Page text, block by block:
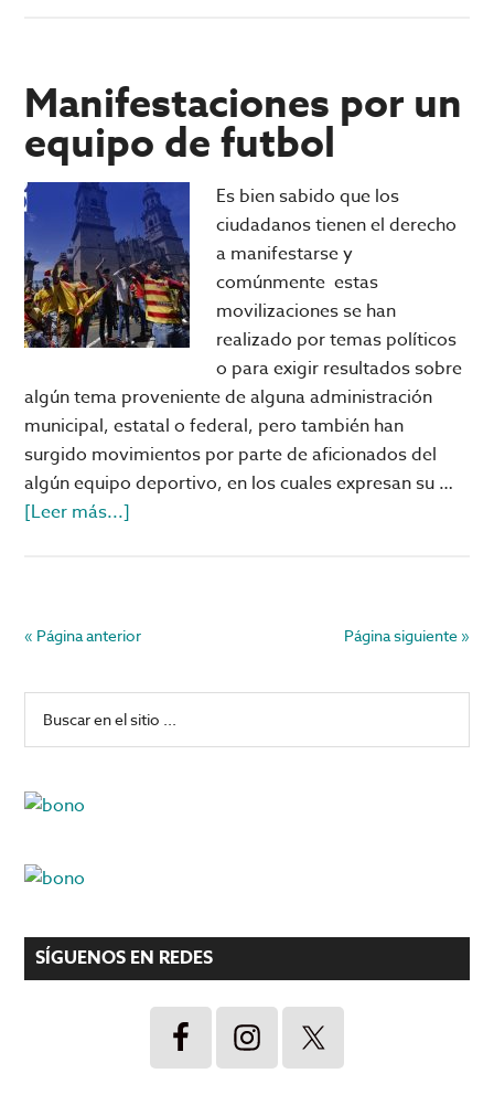
México
y
ciudades
rumbo
al
2026
Manifestaciones por un
equipo de futbol
Es bien sabido que los
ciudadanos tienen el derecho
a manifestarse y
comúnmente estas
movilizaciones se han
realizado por temas políticos
o para exigir resultados sobre
algún tema proveniente de alguna administración
municipal, estatal o federal, pero también han
surgido movimientos por parte de aficionados del
algún equipo deportivo, en los cuales expresan su …
[Leer más...]
futbol
« Página anterior Página siguiente »
Barra
lateral
principal
sitio
SÍGUENOS EN REDES